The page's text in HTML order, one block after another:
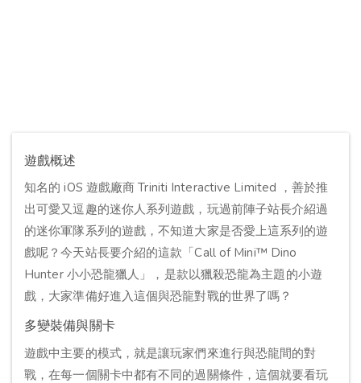
遊戲概述
知名的 iOS 遊戲廠商 Triniti Interactive Limited ，善於推
出可愛又逗趣的迷你人系列遊戲，玩過前陣子站長介紹過
的迷你軍隊系列的遊戲，不知道大家是否愛上這系列的遊
戲呢？今天站長要介紹的這款「Call of Mini™ Dino
Hunter 小小恐龍獵人」，是款以獵殺恐龍為主題的小遊
戲，大家準備好進入這個與恐龍對戰的世界了嗎？
多變裝備與關卡
遊戲中主要的模式，就是讓玩家們來進行與恐龍間的對
戰，在每一個關卡中都有不同的過關條件，這個就要看玩